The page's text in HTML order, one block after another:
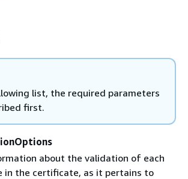
list, the required parameters
first.
about the validation of each
in the certificate, as it pertains to